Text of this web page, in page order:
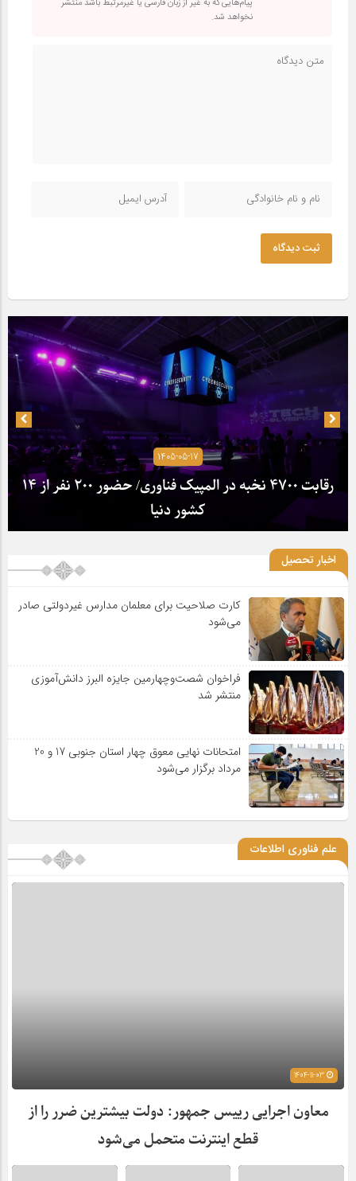
پیام‌هایی که به غیر از زبان فارسی یا غیرمرتبط باشد منتشر
نخواهد شد.
ثبت دیدگاه
1405-05-17
رقابت ۴۷۰۰ نخبه در المپیک فناوری/ حضور ۲۰۰ نفر از ۱۴
کشور دنیا
اخبار تحصیل
کارت صلاحیت برای معلمان مدارس غیردولتی صادر
می‌شود
فراخوان شصت‌وچهارمین جایزه البرز دانش‌آموزی
منتشر شد
امتحانات نهایی معوق چهار استان جنوبی 17 و 20
مرداد برگزار می‌شود
علم فناوری اطلاعات
معاون اجرایی رییس جمهور: دولت بیشترین ضرر را از
قطع اینترنت متحمل می‌شود